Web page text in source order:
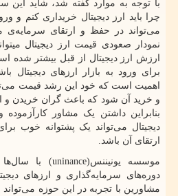
با توجه به موارد گفته شد، شاید این
چرا باید ارز دیجیتال خریداری کنم و
می‌تواند در حفظ و ارتقای سرمایه‌ی
نمودار صعودی قیمت ارز دیجیتال
ارزش ارز دیجیتال از قبل بیشتر شده
برای ورود به بازار ارزهای دیجیتال
اهمیت است که خود این رشد قیمت
و خرید آن شود که باعث گران خریدن و
بنابراین داشتن یک مشاور
دیجیتال می‌تواند یک پشتوانه خوب
ارتقای آن باشد.
موسسه یونیننس(uninance) با سال‌ها
دوره‌های سرمایه‌گذاری و ارزهای
مشاورین با تجربه در این حوزه